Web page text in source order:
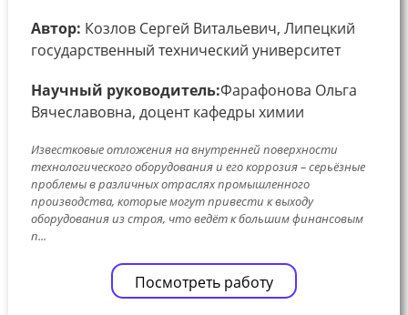
Автор: Козлов Сергей Витальевич, Липецкий
государственный технический университет
Научный руководитель:Фарафонова Ольга
Вячеславовна, доцент кафедры химии
Известковые отложения на внутренней поверхности
технологического оборудования и его коррозия – серьёзные
проблемы в различных отраслях промышленного
производства, которые могут привести к выходу
оборудования из строя, что ведёт к большим финансовым
п...
Посмотреть работу